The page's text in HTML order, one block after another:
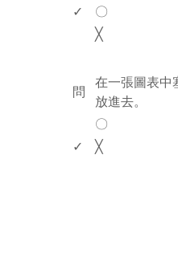
✓
〇
╳
問
在一張圖表中
放進去。
〇
✓
╳